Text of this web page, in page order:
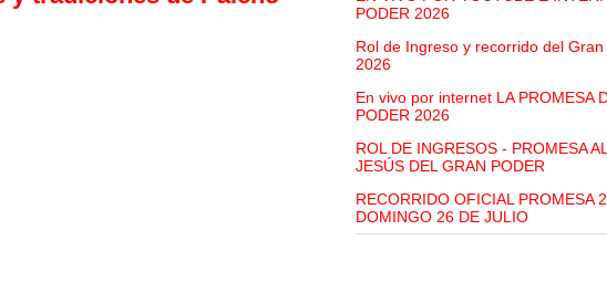
PODER 2026
Rol de Ingreso y recorrido del
2026
En vivo por internet LA PROMESA
PODER 2026
ROL DE INGRESOS - PROMESA
JESÚS DEL GRAN PODER
RECORRIDO OFICIAL PROMESA
DOMINGO 26 DE JULIO